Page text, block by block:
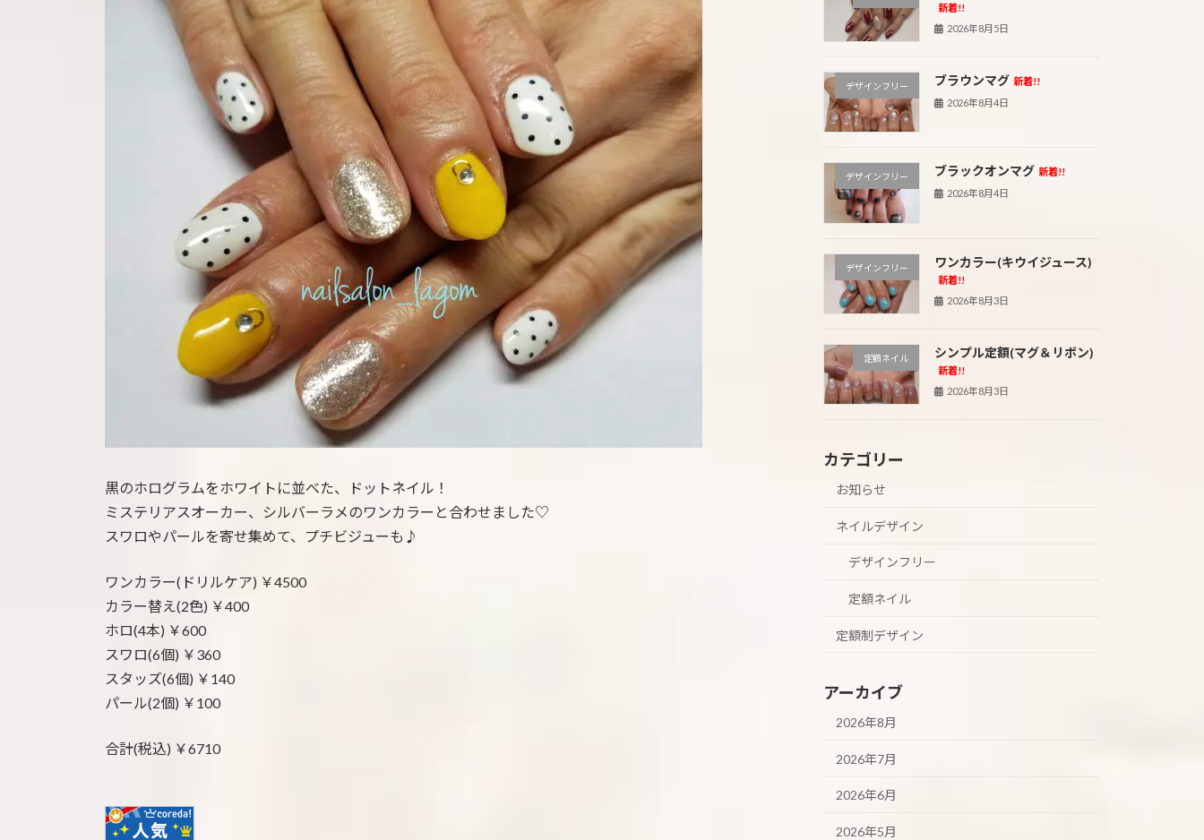
黒のホログラムをホワイトに並べた、ドットネイル！
ミステリアスオーカー、シルバーラメのワンカラーと合わせました♡
スワロやパールを寄せ集めて、プチビジューも♪
ワンカラー(ドリルケア) ￥4500
カラー替え(2色) ￥400
ホロ(4本) ￥600
スワロ(6個) ￥360
スタッズ(6個) ￥140
パール(2個) ￥100
合計(税込) ￥6710
新着!!
2026年8月5日
デザインフリー ブラウンマグ 新着!!
2026年8月4日
デザインフリー ブラックオンマグ 新着!!
2026年8月4日
デザインフリー ワンカラー(キウイジュース)
新着!!
2026年8月3日
定額ネイル シンプル定額(マグ＆リボン)
新着!!
2026年8月3日
カテゴリー
お知らせ
ネイルデザイン
デザインフリー
定額ネイル
定額制デザイン
アーカイブ
2026年8月
2026年7月
2026年6月
2026年5月